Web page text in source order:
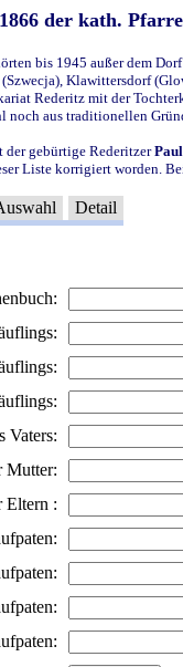
der kath.
bis 1945 außer dem
Klawittersdorf
Rederitz mit der
noch aus traditionellen
der gebürtige Rederitzer
Liste korrigiert worden.
Detail
Vaters:
Mutter:
Eltern :